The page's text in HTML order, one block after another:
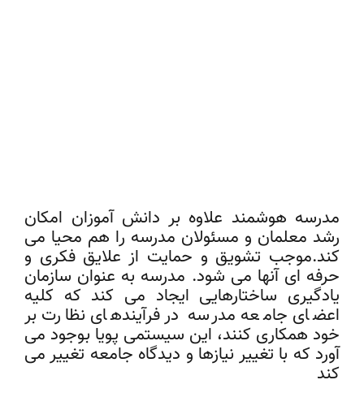
مدرسه هوشمند علاوه بر دانش آموزان امکان
رشد معلمان و مسئولان مدرسه را هم محیا می
کند.موجب تشویق و حمایت از علایق فکری و
حرفه ای آنها می شود. مدرسه به عنوان سازمان
یادگیری ساختارهایی ایجاد می کند که کلیه
اعضای جامعه مدرسه در فرآیندهای نظارت بر
خود همکاری کنند، این سیستمی پویا بوجود می
آورد که با تغییر نیازها و دیدگاه جامعه تغییر می
کند